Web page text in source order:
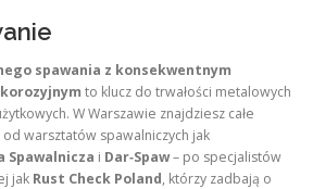
spawania z konsekwentnym
to klucz do trwałości metalowych
W Warszawie znajdziesz całe
warsztatów spawalniczych jak
Spawalnicza i Dar‑Spaw– po specjalistów
jak Rust Check Poland, którzy zadbają o